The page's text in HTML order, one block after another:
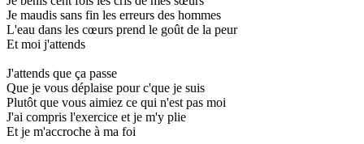
Je maudis sans fin les erreurs des hommes
L'eau dans les cœurs prend le goût de la peur
Et moi j'attends
J'attends que ça passe
Que je vous déplaise pour c'que je suis
Plutôt que vous aimiez ce qui n'est pas moi
J'ai compris l'exercice et je m'y plie
Et je m'accroche à ma foi